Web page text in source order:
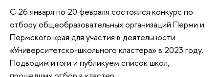
С 26 января по 20 февраля состоялся конкурс по
отбору общеобразовательных организаций Перми и
Пермского края для участия в деятельности
«Университетско-школьного кластера» в 2023 году.
Подводим итоги и публикуем список школ,